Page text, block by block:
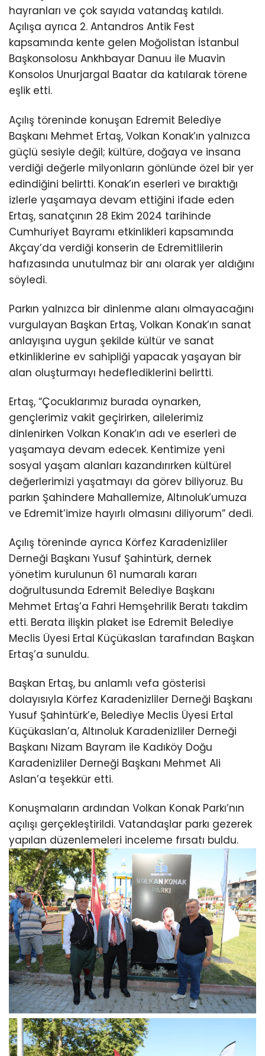
hayranları ve çok sayıda vatandaş katıldı.
Açılışa ayrıca 2. Antandros Antik Fest
kapsamında kente gelen Moğolistan İstanbul
Başkonsolosu Ankhbayar Danuu ile Muavin
Konsolos Unurjargal Baatar da katılarak törene
eşlik etti.
Açılış töreninde konuşan Edremit Belediye
Başkanı Mehmet Ertaş, Volkan Konak’ın yalnızca
güçlü sesiyle değil; kültüre, doğaya ve insana
verdiği değerle milyonların gönlünde özel bir yer
edindiğini belirtti. Konak’ın eserleri ve bıraktığı
izlerle yaşamaya devam ettiğini ifade eden
Ertaş, sanatçının 28 Ekim 2024 tarihinde
Cumhuriyet Bayramı etkinlikleri kapsamında
Akçay’da verdiği konserin de Edremitlilerin
hafızasında unutulmaz bir anı olarak yer aldığını
söyledi.
Parkın yalnızca bir dinlenme alanı olmayacağını
vurgulayan Başkan Ertaş, Volkan Konak’ın sanat
anlayışına uygun şekilde kültür ve sanat
etkinliklerine ev sahipliği yapacak yaşayan bir
alan oluşturmayı hedeflediklerini belirtti.
Ertaş, “Çocuklarımız burada oynarken,
gençlerimiz vakit geçirirken, ailelerimiz
dinlenirken Volkan Konak’ın adı ve eserleri de
yaşamaya devam edecek. Kentimize yeni
sosyal yaşam alanları kazandırırken kültürel
değerlerimizi yaşatmayı da görev biliyoruz. Bu
parkın Şahindere Mahallemize, Altınoluk’umuza
ve Edremit’imize hayırlı olmasını diliyorum” dedi.
Açılış töreninde ayrıca Körfez Karadenizliler
Derneği Başkanı Yusuf Şahintürk, dernek
yönetim kurulunun 61 numaralı kararı
doğrultusunda Edremit Belediye Başkanı
Mehmet Ertaş’a Fahri Hemşehrilik Beratı takdim
etti. Berata ilişkin plaket ise Edremit Belediye
Meclis Üyesi Ertal Küçükaslan tarafından Başkan
Ertaş’a sunuldu.
Başkan Ertaş, bu anlamlı vefa gösterisi
dolayısıyla Körfez Karadenizliler Derneği Başkanı
Yusuf Şahintürk’e, Belediye Meclis Üyesi Ertal
Küçükaslan’a, Altınoluk Karadenizliler Derneği
Başkanı Nizam Bayram ile Kadıköy Doğu
Karadenizliler Derneği Başkanı Mehmet Ali
Aslan’a teşekkür etti.
Konuşmaların ardından Volkan Konak Parkı’nın
açılışı gerçekleştirildi. Vatandaşlar parkı gezerek
yapılan düzenlemeleri inceleme fırsatı buldu.